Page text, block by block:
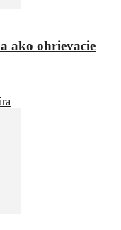
ako ohrievacie